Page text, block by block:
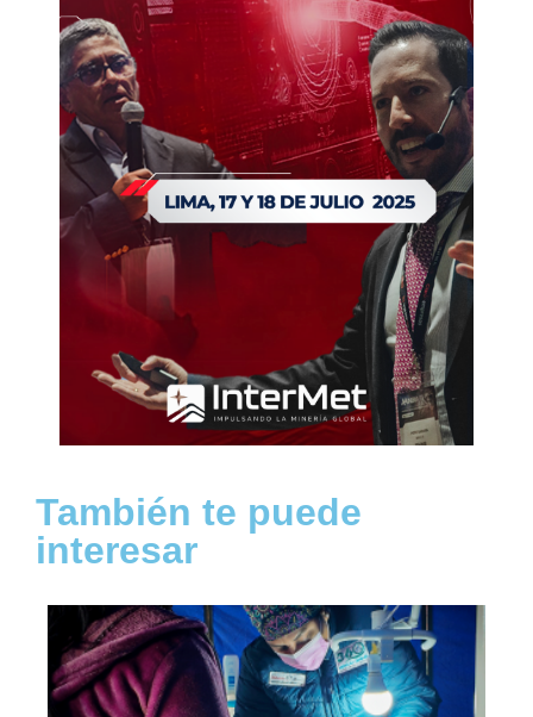
También te puede
interesar